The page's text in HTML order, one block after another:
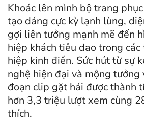
Khoác lên mình bộ trang
tạo dáng cực kỳ lạnh lùng,
gợi liên tưởng mạnh mẽ đến
hiệp khách tiêu dao trong
hiệp kinh điển. Sức hút từ sự
nghệ hiện đại và mộng tưởng
đoạn clip gặt hái được thành
hơn 3,3 triệu lượt xem cùng
thích.